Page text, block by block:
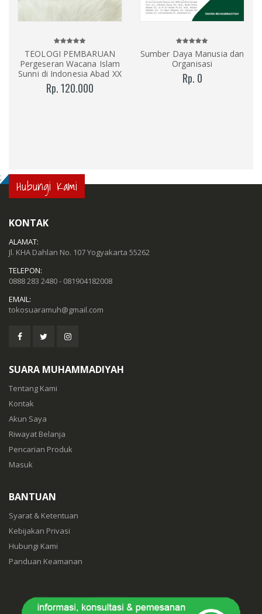
TEOLOGI PEMBARUAN
Pergeseran Wacana Islam
Sunni di Indonesia Abad XX
Rp. 120.000
Sumber Daya Manusia dan
Organisasi
Rp. 0
; Hubungi Kami
KONTAK
ALAMAT:
Jl. KHA Dahlan No. 107 Yogyakarta 55262
TELEPON:
0888 283 2480 - 081904182008
EMAIL:
tokosuaramuh@gmail.com
SUARA MUHAMMADIYAH
Tentang Kami
Kontak
Akun Saya
Riwayat Belanja
Pencarian Produk
Masuk
BANTUAN
Syarat & Ketentuan
Kebijakan Privasi
Hubungi Kami
Panduan Keamanan